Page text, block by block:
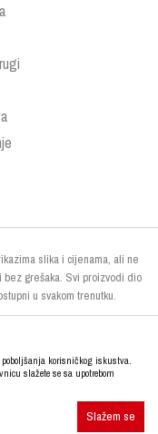
slika i cijenama, ali ne
bez grešaka. Svi proizvodi dio
u svakom trenutku.
. Sva prava zadržana.
korisničkog iskustva.
slažete se sa upotrebom
Slažem se